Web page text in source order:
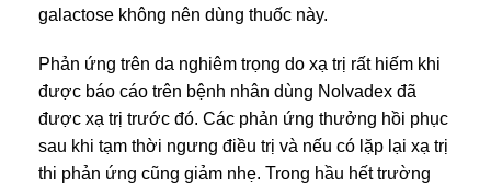
galactose không nên dùng thuốc này.
Phản ứng trên da nghiêm trọng do xạ trị rất hiếm khi
được báo cáo trên bệnh nhân dùng Nolvadex đã
được xạ trị trước đó. Các phản ứng thưởng hồi phục
sau khi tạm thời ngưng điều trị và nếu có lặp lại xạ trị
thi phản ứng cũng giảm nhẹ. Trong hầu hết trường